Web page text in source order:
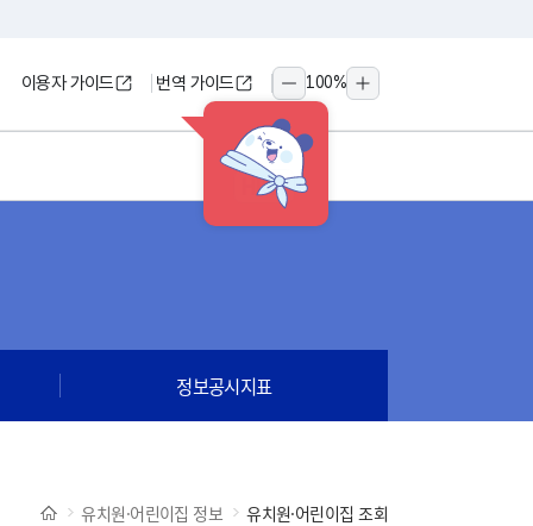
HINT
이용자 가이드 번역 가이드
축소
100%
확대
정보공시지표
유치원·어린이집 정보 유치원·어린이집 조회